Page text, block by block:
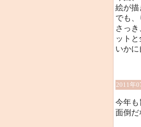
絵が描
でも
さっ
ット
いか
2011年
今年
面倒だ